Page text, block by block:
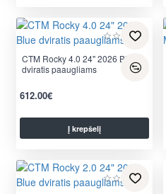
CTM Rocky 4.0 24" 2026 Blue
dviratis paaugliams
612.00€
Į krepšelį